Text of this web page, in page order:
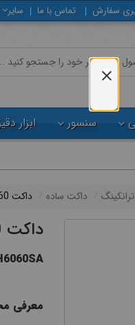
سفارش تماس با ما سایر
سنسور ابزار
داکت ساده داکت 60*60 سوپیتا (بست دار)
داکت 60*60 سوپیتا (بست دار)
معرفی